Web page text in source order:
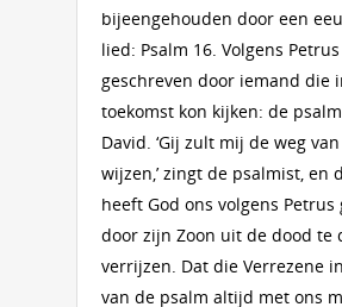
bijeengehouden door een
lied: Psalm 16. Volgens
geschreven door iemand die
toekomst kon kijken: de
David. ‘Gij zult mij de weg
wijzen,’ zingt de psalmist, en
heeft God ons volgens Petrus
door zijn Zoon uit de dood te
verrijzen. Dat die Verrezene
van de psalm altijd met ons